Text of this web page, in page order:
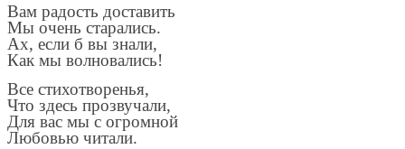
Вам радость доставить
Мы очень старались.
Ах, если б вы знали,
Как мы волновались!
Все стихотворенья,
Что здесь прозвучали,
Для вас мы с огромной
Любовью читали.